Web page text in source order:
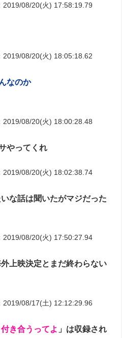
2019/08/20(火) 17:58:19.79
2019/08/20(火) 18:05:18.62
なのか
2019/08/20(火) 18:00:28.48
やってくれ
2019/08/20(火) 18:02:38.74
な話は聞いたがマジだった
2019/08/20(火) 17:50:27.94
上映決定とまだ終わらない
2019/08/17(土) 12:12:29.96
き合うってよ 」は収録され